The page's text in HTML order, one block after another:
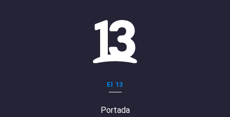
El 13
Portada